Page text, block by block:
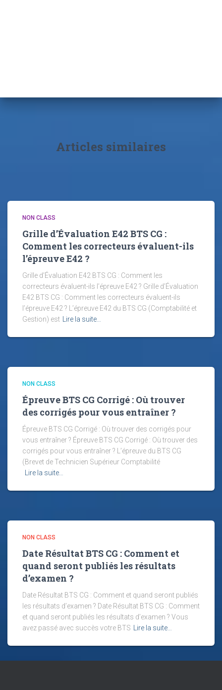
Articles similaires
NON CLASS
Grille d’Évaluation E42 BTS CG :
Comment les correcteurs évaluent-ils
l’épreuve E42 ?
Grille d’Évaluation E42 BTS CG : Comment les
correcteurs évaluent-ils l’épreuve E42 ? Grille d’Évaluation
E42 BTS CG : Comment les correcteurs évaluent-ils
l’épreuve E42 ? L’épreuve E42 du BTS CG (Comptabilité et
Gestion) est
Lire la suite…
NON CLASS
Épreuve BTS CG Corrigé : Où trouver
des corrigés pour vous entraîner ?
Épreuve BTS CG Corrigé : Où trouver des corrigés pour
vous entraîner ? Épreuve BTS CG Corrigé : Où trouver des
corrigés pour vous entraîner ? L’épreuve du BTS CG
(Brevet de Technicien Supérieur Comptabilité
Lire la suite…
NON CLASS
Date Résultat BTS CG : Comment et
quand seront publiés les résultats
d’examen ?
Date Résultat BTS CG : Comment et quand seront publiés
les résultats d’examen ? Date Résultat BTS CG : Comment
et quand seront publiés les résultats d’examen ? Vous
avez passé avec succès votre BTS
Lire la suite…